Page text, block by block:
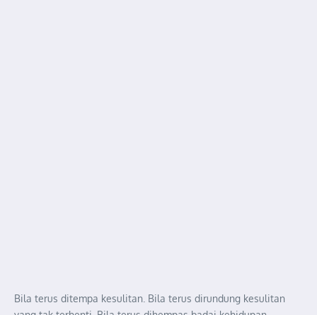
Bila terus ditempa kesulitan. Bila terus dirundung kesulitan